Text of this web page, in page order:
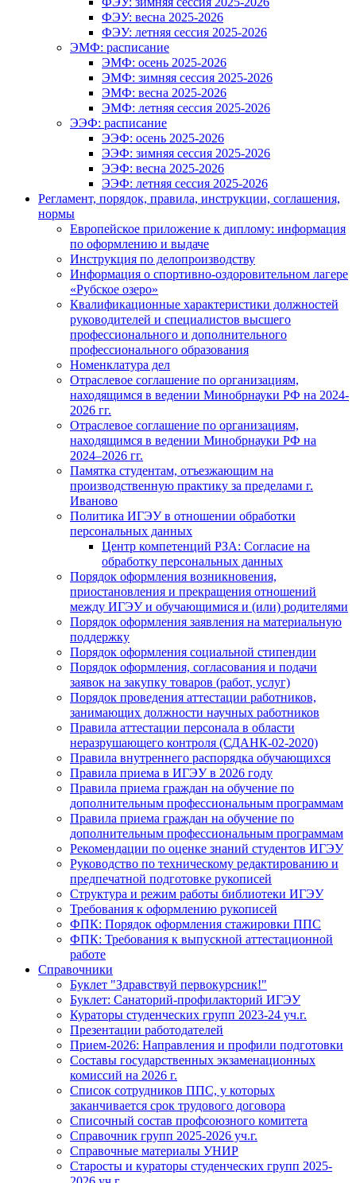
ФЭУ: весна 2025-2026
ФЭУ: летняя сессия 2025-2026
ЭМФ: расписание
ЭМФ: осень 2025-2026
ЭМФ: зимняя сессия 2025-2026
ЭМФ: весна 2025-2026
ЭМФ: летняя сессия 2025-2026
ЭЭФ: расписание
ЭЭФ: осень 2025-2026
ЭЭФ: зимняя сессия 2025-2026
ЭЭФ: весна 2025-2026
ЭЭФ: летняя сессия 2025-2026
Регламент, порядок, правила, инструкции, соглашения,
нормы
Европейское приложение к диплому: информация
по оформлению и выдаче
Инструкция по делопроизводству
Информация о спортивно-оздоровительном лагере
«Рубское озеро»
Квалификационные характеристики должностей
руководителей и специалистов высшего
профессионального и дополнительного
профессионального образования
Номенклатура дел
Отраслевое соглашение по организациям,
находящимся в ведении Минобрнауки РФ на 2024-
2026 гг.
Отраслевое соглашение по организациям,
находящимся в ведении Минобрнауки РФ на
2024–2026 гг.
Памятка студентам, отъезжающим на
производственную практику за пределами г.
Иваново
Политика ИГЭУ в отношении обработки
персональных данных
Центр компетенций РЗА: Согласие на
обработку персональных данных
Порядок оформления возникновения,
приостановления и прекращения отношений
между ИГЭУ и обучающимися и (или) родителями
Порядок оформления заявления на материальную
поддержку
Порядок оформления социальной стипендии
Порядок оформления, согласования и подачи
заявок на закупку товаров (работ, услуг)
Порядок проведения аттестации работников,
занимающих должности научных работников
Правила аттестации персонала в области
неразрушающего контроля (СДАНК-02-2020)
Правила внутреннего распорядка обучающихся
Правила приема в ИГЭУ в 2026 году
Правила приема граждан на обучение по
дополнительным профессиональным программам
Правила приема граждан на обучение по
дополнительным профессиональным программам
Рекомендации по оценке знаний студентов ИГЭУ
Руководство по техническому редактированию и
предпечатной подготовке рукописей
Структура и режим работы библиотеки ИГЭУ
Требования к оформлению рукописей
ФПК: Порядок оформления стажировки ППС
ФПК: Требования к выпускной аттестационной
работе
Справочники
Буклет "Здравствуй первокурсник!"
Буклет: Санаторий-профилакторий ИГЭУ
Кураторы студенческих групп 2023-24 уч.г.
Презентации работодателей
Прием-2026: Направления и профили подготовки
Составы государственных экзаменационных
комиссий на 2026 г.
Список сотрудников ППС, у которых
заканчивается срок трудового договора
Списочный состав профсоюзного комитета
Справочник групп 2025-2026 уч.г.
Справочные материалы УНИР
Старосты и кураторы студенческих групп 2025-